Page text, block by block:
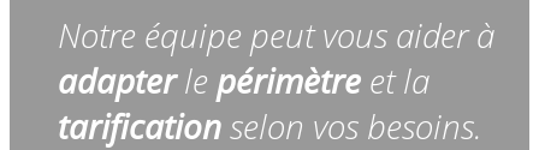
Notre équipe peut vous aider à
adapterle périmètre et la
tarificationselon vos besoins.